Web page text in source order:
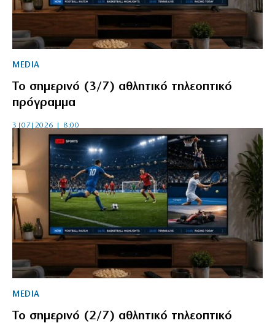
MEDIA
Το σημερινό (3/7) αθλητικό τηλεοπτικό
πρόγραμμα
3|07|2026 | 8:00
MEDIA
Το σημερινό (2/7) αθλητικό τηλεοπτικό